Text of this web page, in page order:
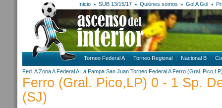
Inicio SUB 13/15/17 Quiénes somos Gol A Gol
Torneo Federal A Torneo Regional Nacional B
Fed. A Zona A Federal A La Pampa San Juan Torneo Federal A Ferro (Gral.
Ferro (Gral. Pico,LP) 0 - 1 Sp.
(SJ)